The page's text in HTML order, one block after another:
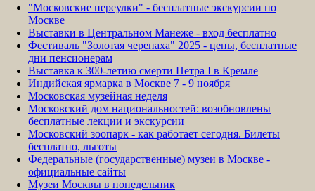
"Московские переулки" - бесплатные экскурсии по
Москве
Выставки в Центральном Манеже - вход бесплатно
Фестиваль "Золотая черепаха" 2025 - цены, бесплатные
дни пенсионерам
Выставка к 300-летию смерти Петра I в Кремле
Индийская ярмарка в Москве 7 - 9 ноября
Московская музейная неделя
Московский дом национальностей: возобновлены
бесплатные лекции и экскурсии
Московский зоопарк - как работает сегодня. Билеты
бесплатно, льготы
Федеральные (государственные) музеи в Москве -
официальные сайты
Музеи Москвы в понедельник